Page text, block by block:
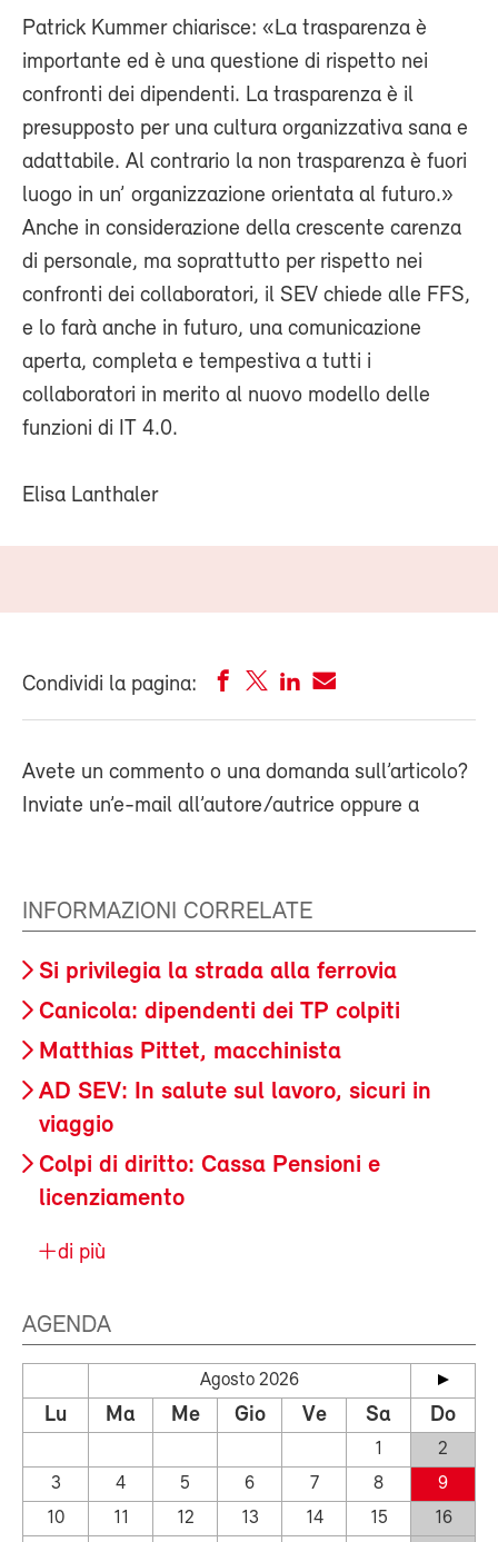
Patrick Kummer chiarisce: «La trasparenza è
importante ed è una questione di rispetto nei
confronti dei dipendenti. La trasparenza è il
presupposto per una cultura organizzativa sana e
adattabile. Al contrario la non trasparenza è fuori
luogo in un’ organizzazione orientata al futuro.»
Anche in considerazione della crescente carenza
di personale, ma soprattutto per rispetto nei
confronti dei collaboratori, il SEV chiede alle FFS,
e lo farà anche in futuro, una comunicazione
aperta, completa e tempestiva a tutti i
collaboratori in merito al nuovo modello delle
funzioni di IT 4.0.
Elisa Lanthaler
Condividi la pagina:
Avete un commento o una domanda sull’articolo?
Inviate un’e-mail all’autore/autrice oppure a
INFORMAZIONI CORRELATE
Si privilegia la strada alla ferrovia
Canicola: dipendenti dei TP colpiti
Matthias Pittet, macchinista
AD SEV: In salute sul lavoro, sicuri in
viaggio
Colpi di diritto: Cassa Pensioni e
licenziamento
di più
AGENDA
Agosto 2026
Lu Ma Me Gio Ve Sa Do
1
2
3
4 5 6 7 8
9
10
11 12 13 14 15
16